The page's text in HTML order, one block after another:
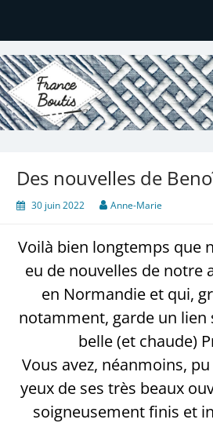
France Boutis
Le site de France Boutis
Des nouvelles de
30 juin 2022 Anne-Marie
Voilà bien longtemps que
eu de nouvelles de notre
en Normandie et qui,
notamment, garde un lien
belle (et chaude)
Vous avez, néanmoins,
yeux de ses très beaux
soigneusement finis et